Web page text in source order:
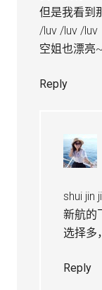
但是我看到
/luv /luv /luv
空姐也漂亮
Reply
shui jin
新航的
选择多
Reply